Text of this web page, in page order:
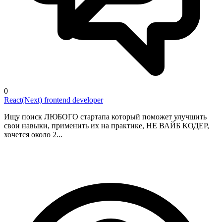
0
React(Next) frontend developer
Ищу поиск ЛЮБОГО стартапа который поможет улучшить
свои навыки, применить их на практике, НЕ ВАЙБ КОДЕР,
хочется около 2...